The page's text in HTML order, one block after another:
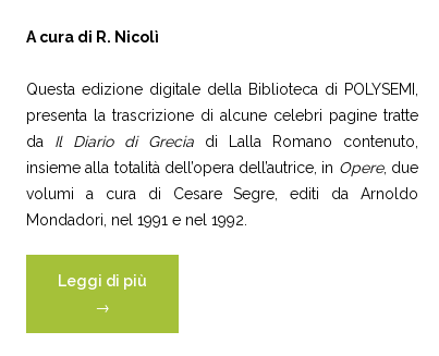
A cura di R. Nicolì
Questa edizione digitale della Biblioteca di POLYSEMI,
presenta la trascrizione di alcune celebri pagine tratte
da Il Diario di Grecia di Lalla Romano contenuto,
insieme alla totalità dell’opera dell’autrice, in Opere, due
volumi a cura di Cesare Segre, editi da Arnoldo
Mondadori, nel 1991 e nel 1992.
Leggi di più
–
→